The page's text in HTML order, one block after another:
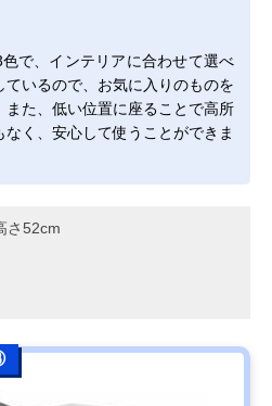
で、インテリアに合わせて選べ
ているので、お気に入りのものを
た、低い位置に座ることで高所
く、安心して使うことができま
さ52cm